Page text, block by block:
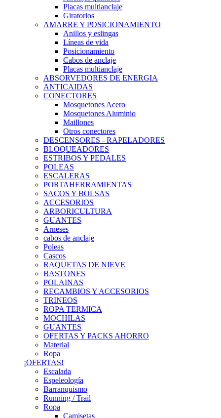
Placas multianclaje
Giratorios
AMARRE Y POSICIONAMIENTO
Anillos y eslingas
Líneas de vida
Posicionamiento
Cabos de anclaje
Placas multianclaje
ABSORVEDORES DE ENERGIA
ANTICAIDAS
CONECTORES
Mosquetones Acero
Mosquetones Aluminio
Maillones
Otros conectores
DESCENSORES - RAPELADORES
BLOQUEADORES
ESTRIBOS Y PEDALES
POLEAS
ESCALERAS
PORTAHERRAMIENTAS
SACOS Y BOLSAS
ACCESORIOS
ARBORICULTURA
GUANTES
Arneses
cabos de anclaje
Poleas
Cascos
RAQUETAS DE NIEVE
BASTONES
POLAINAS
RECAMBIOS Y ACCESORIOS
TRINEOS
ROPA TERMICA
MOCHILAS
GUANTES
OFERTAS Y PACKS AHORRO
Material
Ropa
¡OFERTAS!
Escalada
Espeleología
Barranquismo
Running / Trail
Ropa
Camisetas